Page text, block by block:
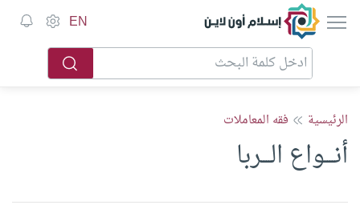
إسلام أون لاين EN
الرئيسية فقه المعاملات
أنــــواع الــــربا